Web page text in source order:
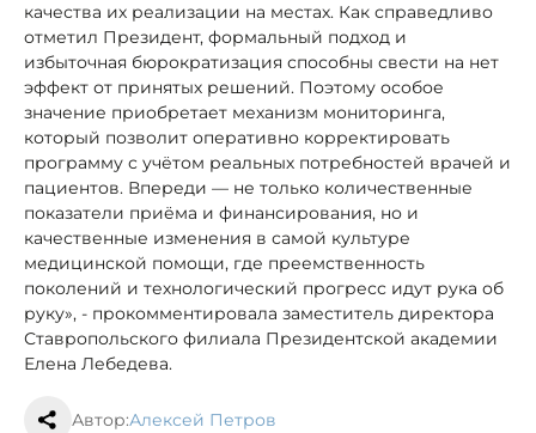
качества их реализации на местах. Как справедливо
отметил Президент, формальный подход и
избыточная бюрократизация способны свести на нет
эффект от принятых решений. Поэтому особое
значение приобретает механизм мониторинга,
который позволит оперативно корректировать
программу с учётом реальных потребностей врачей и
пациентов. Впереди — не только количественные
показатели приёма и финансирования, но и
качественные изменения в самой культуре
медицинской помощи, где преемственность
поколений и технологический прогресс идут рука об
руку», - прокомментировала заместитель директора
Ставропольского филиала Президентской академии
Елена Лебедева.
Автор:Алексей Петров